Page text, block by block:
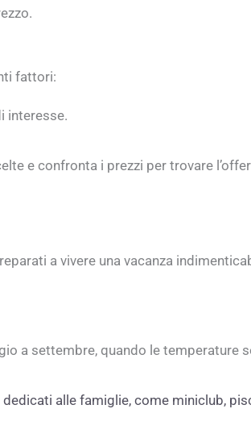
fattori:
interesse.
e confronta i prezzi per trovare
a vivere una vacanza
a settembre, quando le temperature
alle famiglie, come miniclub,